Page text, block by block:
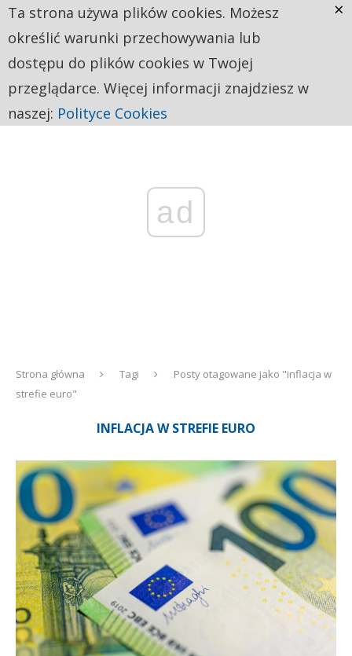
ad
Strona główna Tagi
Posty otagowane jako "inflacja w
strefie euro"
INFLACJA W STREFIE EURO
Ta strona używa plików cookies. Możesz
określić warunki przechowywania lub
dostępu do plików cookies w Twojej
przeglądarce. Więcej informacji znajdziesz w
naszej: Polityce Cookies
×